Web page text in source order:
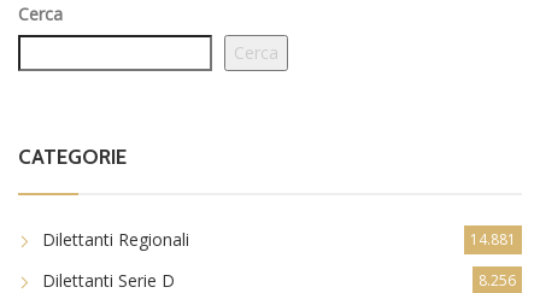
Cerca
Cerca
CATEGORIE
Dilettanti Regionali 14.881
Dilettanti Serie D 8.256